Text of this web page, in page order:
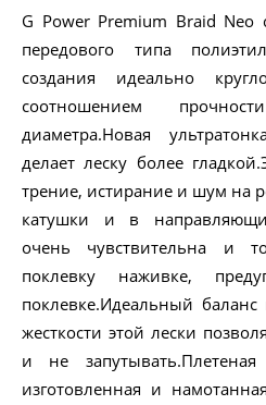
G Power Premium Braid Neo
передового типа
создания идеально
соотношением
диаметра.Новая
делает леску более
трение, истирание и шум на
катушки и в
очень чувствительна и
поклевку наживке,
поклевке.Идеальный
жесткости этой лески
и не запутывать.Плетеная
изготовленная и